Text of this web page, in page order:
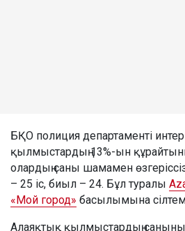
БҚО полиция департаменті
қылмыстардың 13%-ын
олардың саны шамамен
– 25 іс, биыл – 24. Бұл туралы
«Мой город» басылымына
Алаяқтық қылмыстардың